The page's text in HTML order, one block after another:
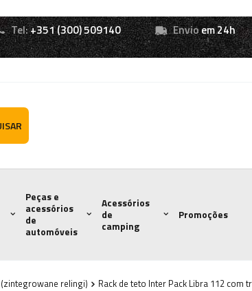
Tel:+351 (300) 509140 Envioem 24h
Peças e
acessórios
de
automóveis
Acessórios
de
camping
Promoções
relingi) Rack de teto Inter Pack Libra 112 com